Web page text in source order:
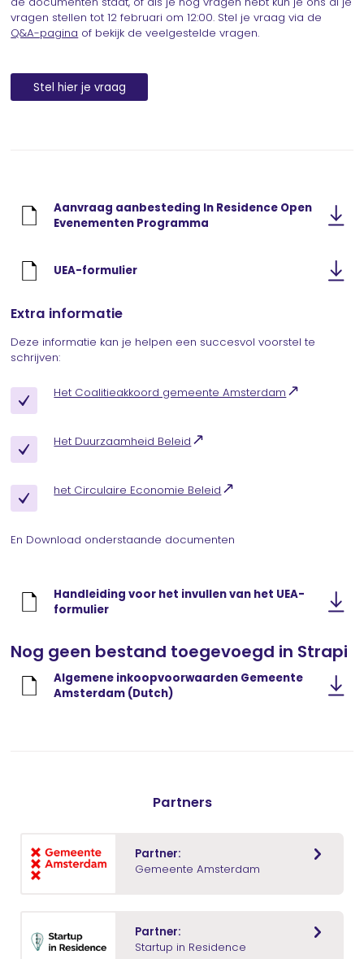
vragen stellen tot 12 februari om 12:00. Stel je vraag via de
Q&A-pagina of bekijk de veelgestelde vragen.
Stel hier je vraag
Aanvraag aanbesteding In Residence Open
Evenementen Programma
UEA-formulier
Extra informatie
Deze informatie kan je helpen een succesvol voorstel te
schrijven:
Het Coalitieakkoord gemeente Amsterdam
Het Duurzaamheid Beleid
het Circulaire Economie Beleid
En Download onderstaande documenten
Handleiding voor het invullen van het UEA-
formulier
Nog geen bestand toegevoegd in Strapi
Algemene inkoopvoorwaarden Gemeente
Amsterdam (Dutch)
Partners
Partner:
Gemeente Amsterdam
Partner:
Startup in Residence